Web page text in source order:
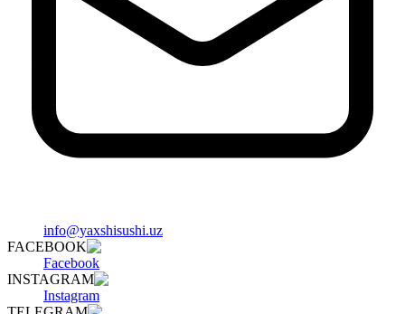
info@yaxshisushi.uz
FACEBOOK
Facebook
INSTAGRAM
Instagram